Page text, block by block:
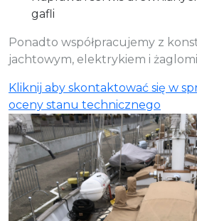
gafli
Ponadto współpracujemy z
jachtowym, elektrykiem i
Kliknij aby skontaktować się w
oceny stanu technicznego